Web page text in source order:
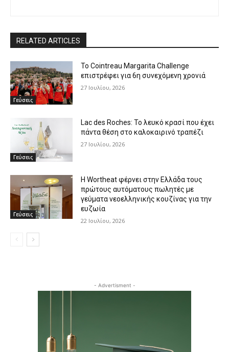
RELATED ARTICLES
Γεύσεις
Το Cointreau Margarita Challenge
επιστρέφει για 6η συνεχόμενη χρονιά
27 Ιουλίου, 2026
Γεύσεις
Lac des Roches: Το λευκό κρασί που έχει
πάντα θέση στο καλοκαιρινό τραπέζι
27 Ιουλίου, 2026
Γεύσεις
Η Wortheat φέρνει στην Ελλάδα τους
πρώτους αυτόματους πωλητές με
γεύματα νεοελληνικής κουζίνας για την
ευζωία
22 Ιουλίου, 2026
- Advertisment -